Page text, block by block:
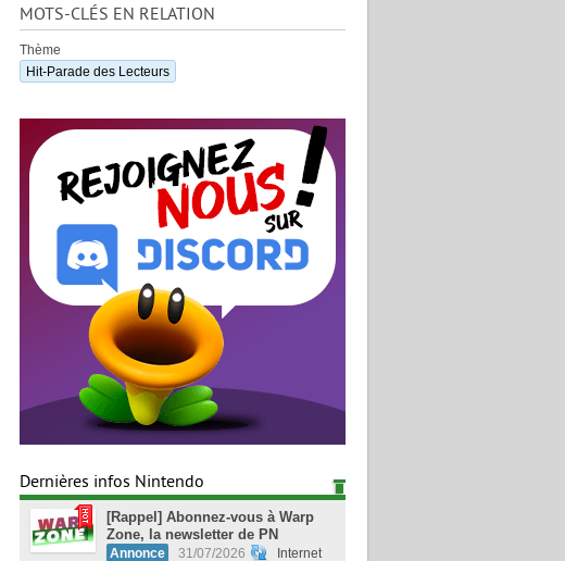
MOTS-CLÉS EN RELATION
Thème
Hit-Parade des Lecteurs
Dernières infos Nintendo
[Rappel] Abonnez-vous à Warp
Zone, la newsletter de PN
Annonce 31/07/2026 Internet